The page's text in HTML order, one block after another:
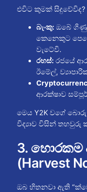
එවිට කුමක් සිදුවේවිද?
බැංකු:ඔබේ
කෙනෙකුට
වැටේවි.
රහස්:රජයේ
ඊමේල්,
ආරක්ෂාව
මෙය Y2K වගේ
විද්‍යාව විසින් තහවුරු
3. හොරකම
(Harvest
ඔබ හිතනවා ඇති